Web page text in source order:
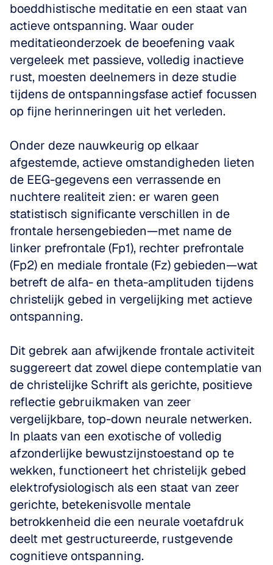
boeddhistische meditatie en een staat van
actieve ontspanning. Waar ouder
meditatieonderzoek de beoefening vaak
vergeleek met passieve, volledig inactieve
rust, moesten deelnemers in deze studie
tijdens de ontspanningsfase actief focussen
op fijne herinneringen uit het verleden.
Onder deze nauwkeurig op elkaar
afgestemde, actieve omstandigheden lieten
de EEG-gegevens een verrassende en
nuchtere realiteit zien: er waren geen
statistisch significante verschillen in de
frontale hersengebieden—met name de
linker prefrontale (Fp1), rechter prefrontale
(Fp2) en mediale frontale (Fz) gebieden—wat
betreft de alfa- en theta-amplituden tijdens
christelijk gebed in vergelijking met actieve
ontspanning.
Dit gebrek aan afwijkende frontale activiteit
suggereert dat zowel diepe contemplatie van
de christelijke Schrift als gerichte, positieve
reflectie gebruikmaken van zeer
vergelijkbare, top-down neurale netwerken.
In plaats van een exotische of volledig
afzonderlijke bewustzijnstoestand op te
wekken, functioneert het christelijk gebed
elektrofysiologisch als een staat van zeer
gerichte, betekenisvolle mentale
betrokkenheid die een neurale voetafdruk
deelt met gestructureerde, rustgevende
cognitieve ontspanning.